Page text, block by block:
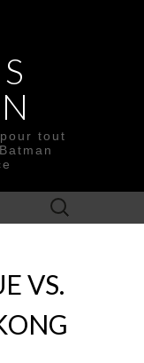
tout
Rechercher :
VS.